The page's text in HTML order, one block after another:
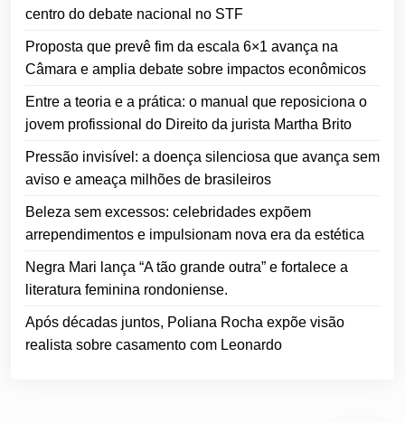
centro do debate nacional no STF
Proposta que prevê fim da escala 6×1 avança na
Câmara e amplia debate sobre impactos econômicos
Entre a teoria e a prática: o manual que reposiciona o
jovem profissional do Direito da jurista Martha Brito
Pressão invisível: a doença silenciosa que avança sem
aviso e ameaça milhões de brasileiros
Beleza sem excessos: celebridades expõem
arrependimentos e impulsionam nova era da estética
Negra Mari lança “A tão grande outra” e fortalece a
literatura feminina rondoniense.
Após décadas juntos, Poliana Rocha expõe visão
realista sobre casamento com Leonardo